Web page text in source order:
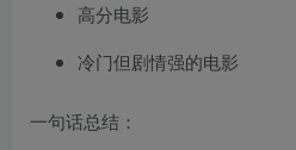
高分电影
冷门但剧情强的电影
一句话总结：